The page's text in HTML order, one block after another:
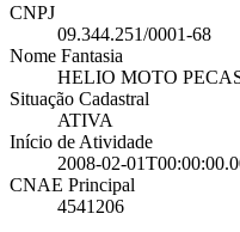
CNPJ
09.344.251/0001-68
Nome Fantasia
HELIO MOTO
Situação Cadastral
ATIVA
Início de Atividade
2008-02-
CNAE Principal
4541206